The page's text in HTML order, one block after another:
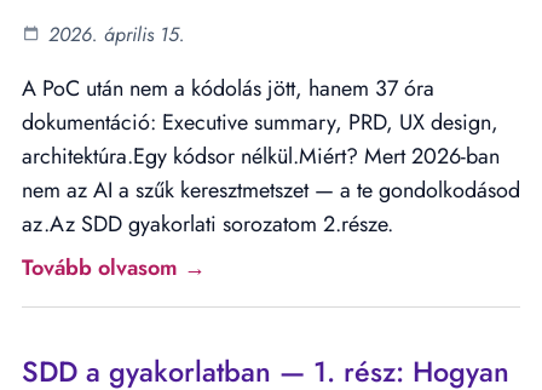
2026. április 15.
A PoC után nem a kódolás jött, hanem 37 óra
dokumentáció: Executive summary, PRD, UX design,
architektúra.Egy kódsor nélkül.Miért? Mert 2026-ban
nem az AI a szűk keresztmetszet — a te gondolkodásod
az.Az SDD gyakorlati sorozatom 2.része.
Tovább olvasom →
SDD a gyakorlatban — 1. rész: Hogyan